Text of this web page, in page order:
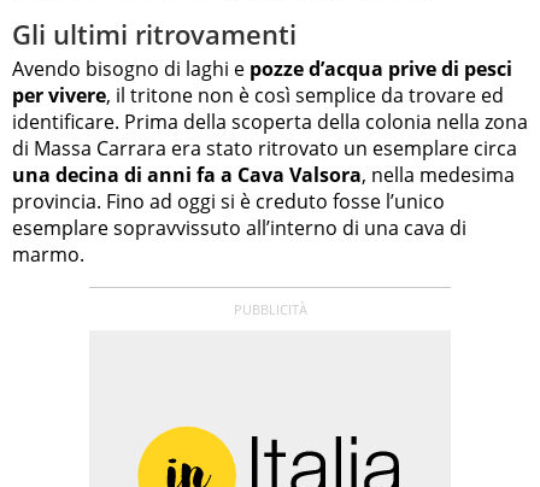
Gli ultimi ritrovamenti
Avendo bisogno di laghi e pozze d’acqua prive di pesci
per vivere, il tritone non è così semplice da trovare ed
identificare. Prima della scoperta della colonia nella zona
di Massa Carrara era stato ritrovato un esemplare circa
una decina di anni fa a Cava Valsora, nella medesima
provincia. Fino ad oggi si è creduto fosse l’unico
esemplare sopravvissuto all’interno di una cava di
marmo.